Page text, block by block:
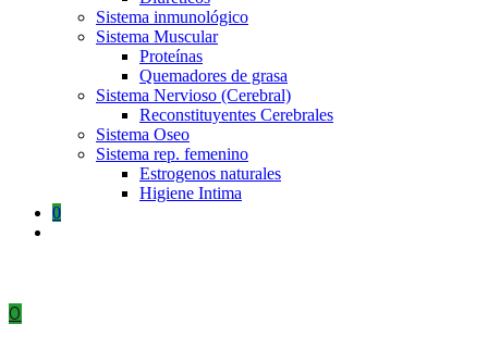
Sistema inmunológico
Sistema Muscular
Proteínas
Quemadores de grasa
Sistema Nervioso (Cerebral)
Reconstituyentes Cerebrales
Sistema Oseo
Sistema rep. femenino
Estrogenos naturales
Higiene Intima
0
0